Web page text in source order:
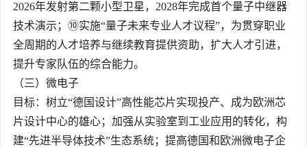
2026年发射第二颗小型卫星，2028年完成首个量子中继器
技术演示；⑩实施“量子未来专业人才议程”，为贯穿职业
全周期的人才培养与继续教育提供资助，扩大人才引进，
提升专家队伍的综合能力。
（三）微电子
目标：树立“德国设计”高性能芯片实现投产、成为欧洲芯
片设计中心的雄心；加强从实验室到工业应用的转化，构
建“先进半导体技术”生态系统；提高德国和欧洲微电子企